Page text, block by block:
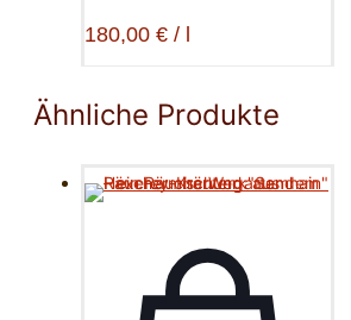
180,00 € /
Ähnliche Produkte